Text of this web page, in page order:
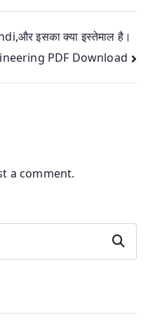
इसका क्या इस्तेमाल है।
PDF Download
a comment.
Search